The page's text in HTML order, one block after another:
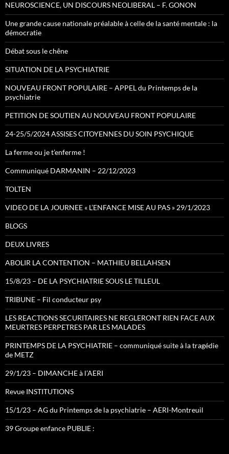
NEUROSCIENCE, UN DISCOURS NEOLIBERAL – F. GONON
Une grande cause nationale préalable à celle de la santé mentale : la
démocratie
Débat sous le chêne
SITUATION DE LA PSYCHIATRIE
NOUVEAU FRONT POPULAIRE – APPEL du Printemps de la
psychiatrie
PETITION DE SOUTIEN AU NOUVEAU FRONT POPULAIRE
24-25/5/2024 ASSISES CITOYENNES DU SOIN PSYCHIQUE
La ferme ou je t’enferme !
Communiqué DARMANIN – 22/12/2023
TOLTEN
VIDEO DE LA JOURNEE « L’ENFANCE MISE AU PAS » 29/1/2023
BLOGS
DEUX LIVRES
ABOLIR LA CONTENTION – MATHIEU BELLAHSEN
15/8/23 – DE LA PSYCHIATRIE SOUS LE TILLEUL
TRIBUNE – Fil conducteur psy
LES REACTIONS SECURITAIRES NE REGLERONT RIEN FACE AUX
MEURTRES PERPETRES PAR LES MALADES
PRINTEMPS DE LA PSYCHIATRIE – communiqué suite à la tragédie
de METZ
29/1/23 – DIMANCHE à l’AERI
Revue INSTITUTIONS
15/1/23 – AG du Printemps de la psychiatrie – AERI-Montreuil
39 Groupe enfance PUBLIE :